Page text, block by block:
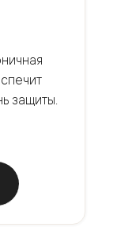
защиты.